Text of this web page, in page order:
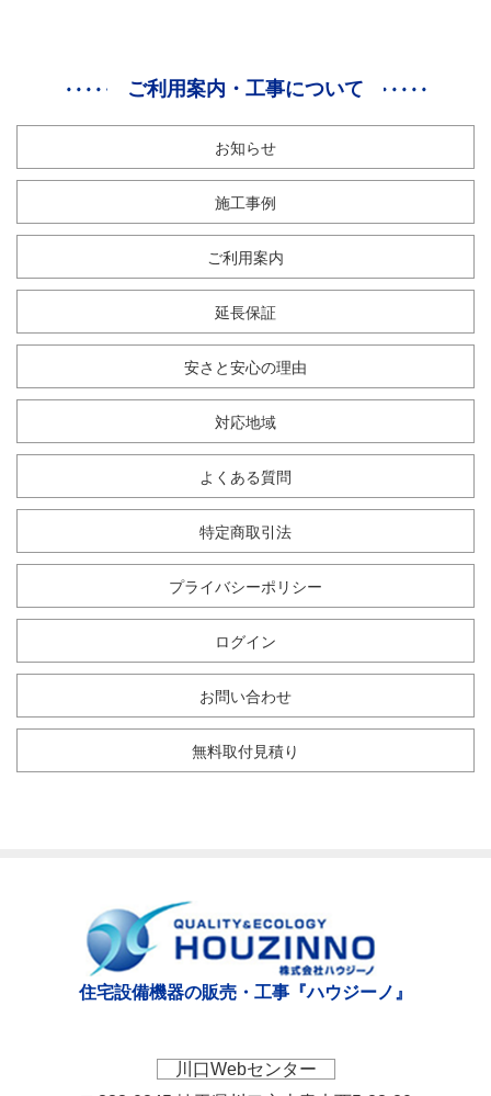
ご利用案内・工事について
お知らせ
施工事例
ご利用案内
延長保証
安さと安心の理由
対応地域
よくある質問
特定商取引法
プライバシーポリシー
ログイン
お問い合わせ
無料取付見積り
住宅設備機器の販売・工事『ハウジーノ』
川口Webセンター